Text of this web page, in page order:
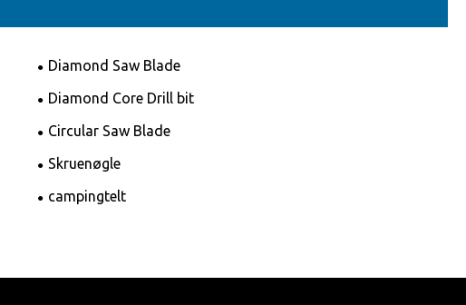
Diamond Saw Blade
Diamond Core Drill bit
Circular Saw Blade
Skruenøgle
campingtelt